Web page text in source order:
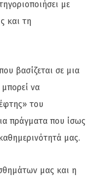
με
και τη
βασίζεται σε μια
μπορεί να
του
πράγματα που ίσως
μας.
μας και η